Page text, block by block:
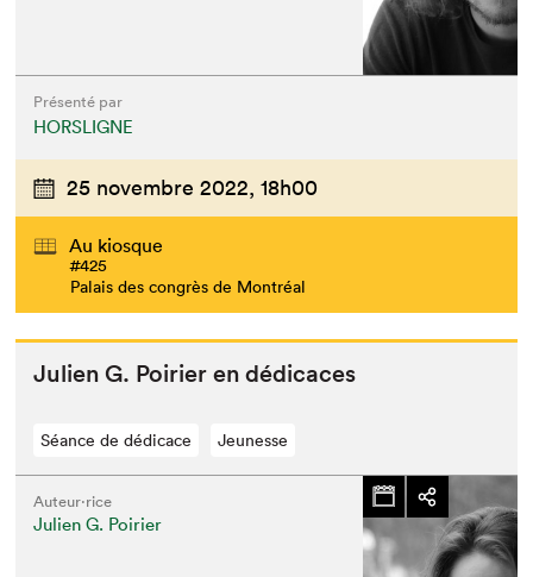
Présenté par
HORSLIGNE
25 novembre 2022, 18h00
Au kiosque
#425
Palais des congrès de Montréal
Julien G. Poiri­er en dédicaces
Séance de dédicace Jeunesse
Auteur·rice
Julien G. Poirier